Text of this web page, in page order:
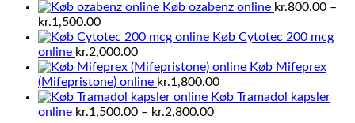
Køb ozabenz online kr.800.00 –
kr.1,500.00Prisinterval:
kr.800.00
til
kr.1,500.00
Køb Cytotec 200 mcg
online kr.2,000.00
Køb Mifeprex
(Mifepristone) online kr.1,800.00
Køb Tramadol kapsler
online kr.1,500.00 – kr.2,800.00Prisinterval: